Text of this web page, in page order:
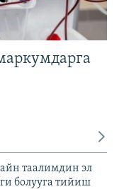
таалимдин эл
болууга тийиш